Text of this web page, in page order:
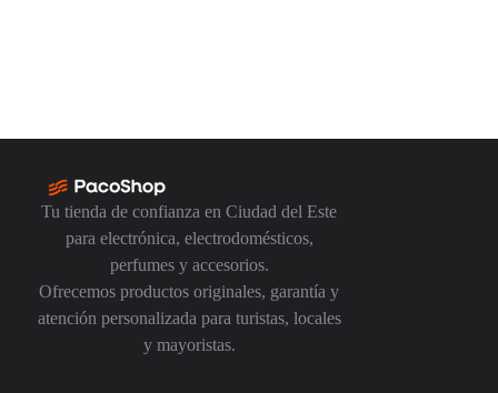
Tu tienda de confianza en Ciudad del Este
para electrónica, electrodomésticos,
perfumes y accesorios.
Ofrecemos productos originales, garantía y
atención personalizada para turistas, locales
y mayoristas.